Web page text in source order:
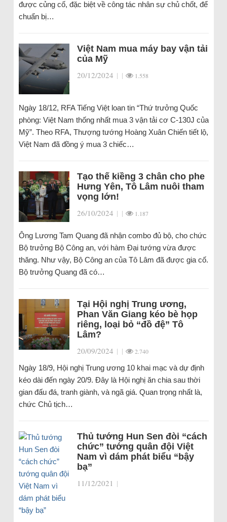
được củng cố, đặc biệt về công tác nhân sự chủ chốt, để
chuẩn bị…
Việt Nam mua máy bay vận tải
của Mỹ
20/12/2024 | | 1.558
Ngày 18/12, RFA Tiếng Việt loan tin “Thứ trưởng Quốc
phòng: Việt Nam thống nhất mua 3 vận tải cơ C-130J của
Mỹ”. Theo RFA, Thượng tướng Hoàng Xuân Chiến tiết lộ,
Việt Nam đã đồng ý mua 3 chiếc…
Tạo thế kiềng 3 chân cho phe
Hưng Yên, Tô Lâm nuôi tham
vọng lớn!
26/10/2024 | | 1.187
Ông Lương Tam Quang đã nhận combo đủ bộ, cho chức
Bộ trưởng Bộ Công an, với hàm Đại tướng vừa được
thăng. Như vậy, Bộ Công an của Tô Lâm đã được gia cố.
Bộ trưởng Quang đã có…
Tại Hội nghị Trung ương,
Phan Văn Giang kéo bè họp
riêng, loại bỏ “đồ đệ” Tô
Lâm?
20/09/2024 | | 2.740
Ngày 18/9, Hội nghị Trung ương 10 khai mạc và dự định
kéo dài đến ngày 20/9. Đây là Hội nghị ăn chia sau thời
gian đấu đá, tranh giành, và ngã giá. Quan trọng nhất là,
chức Chủ tịch…
Thủ tướng Hun Sen đòi “cách
chức” tướng quân đội Việt
Nam vì dám phát biểu “bậy
bạ”
11/12/2021 |